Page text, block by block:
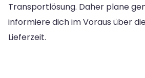
Transportlösung. Daher plane
informiere dich im Voraus über
Lieferzeit.